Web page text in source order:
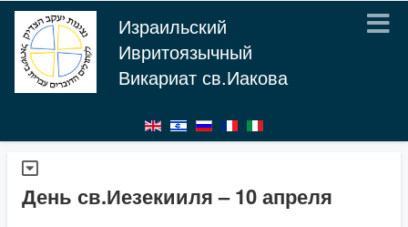
Израильский
Ивритоязычный
Викариат св.Иакова
День св.Иезекииля – 10 апреля